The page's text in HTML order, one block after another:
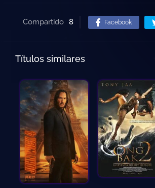
Compartido 8 Facebook
Títulos similares